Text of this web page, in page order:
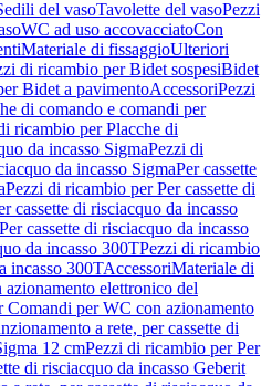
del vasoTavolette del vasoPezzi
WC ad uso accovacciatoCon
Materiale di fissaggioUlteriori
di ricambio per Bidet sospesiBidet
Bidet a pavimentoAccessoriPezzi
di comando e comandi per
ricambio per Placche di
da incasso SigmaPezzi di
da incasso SigmaPer cassette
Pezzi di ricambio per Per cassette di
cassette di risciacquo da incasso
cassette di risciacquo da incasso
da incasso 300TPezzi di ricambio
incasso 300TAccessoriMateriale di
elettronico del
Comandi per WC con azionamento
a rete, per cassette di
12 cmPezzi di ricambio per Per
di risciacquo da incasso Geberit